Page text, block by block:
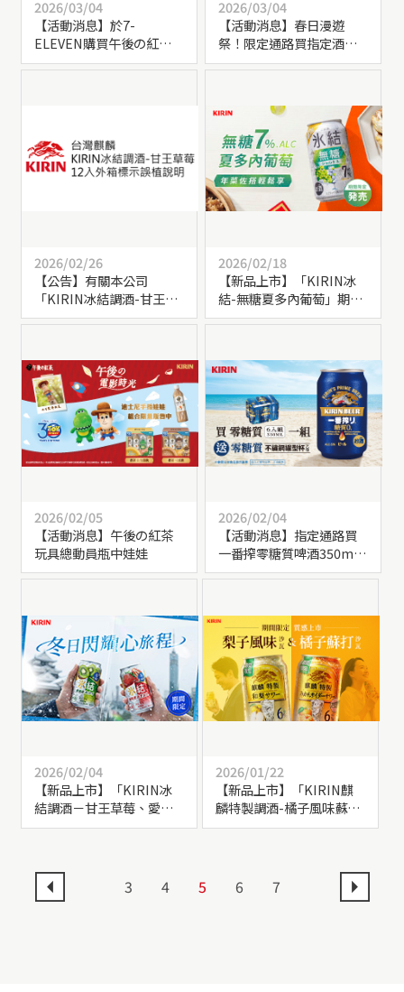
2026/03/04
【活動消息】於7-
ELEVEN購買午後の紅茶
任6瓶，贈「米飛兔」造型
2026/03/04
【活動消息】春日漫遊
祭！限定通路買指定酒類
多入組，享加價購「休閒
2026/02/26
【公告】有關本公司
「KIRIN冰結調酒-甘王草
莓 350毫升 12入」外箱標
2026/02/18
【新品上市】「KIRIN冰
結-無糖夏多內葡萄」期間
限定上市！
2026/02/05
【活動消息】午後の紅茶
玩具總動員瓶中娃娃
2026/02/04
【活動消息】指定通路買
一番搾零糖質啤酒350ml
多入組，送「不鏽鋼罐型
2026/02/04
【新品上市】「KIRIN冰
結調酒－甘王草莓、愛媛
奇異果」 期間限定上市！
2026/01/22
【新品上市】「KIRIN麒
麟特製調酒-橘子風味蘇
打」、「KIRIN麒麟特製
3 4 5 6 7